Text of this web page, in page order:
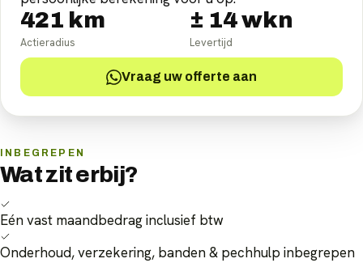
421 km
Actieradius
± 14wkn
Levertijd
Vraag uw offerte aan
INBEGREPEN
Wat zit erbij?
Eén vast maandbedrag inclusief btw
Onderhoud, verzekering, banden & pechhulp inbegrepen